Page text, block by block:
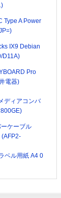
Type A Power
IX9 Debian
D11A)
Pro
電器)
ディアコンバ
ケーブル
(AFP2-
ベル用紙 A4 0